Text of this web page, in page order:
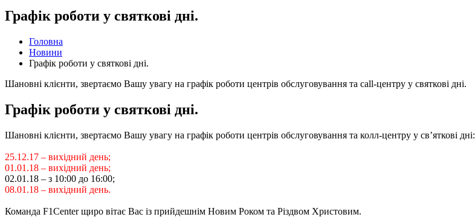
Графік роботи у святкові дні.
Головна
Новини
Графік роботи у святкові дні.
Шановні клієнти, звертаємо Вашу увагу на графік роботи центрів обслуговування та call-центру у святкові дні.
Графік роботи у святкові дні.
Шановні клієнти, звертаємо Вашу увагу на графік роботи центрів обслуговування та колл-центру у св’яткові дні:
25.12.17 – вихідний день;
01.01.18 – вихідний день;
02.01.18 – з 10:00 до 16:00;
08.01.18 – вихідний день.
Команда F1Center щиро вітає Вас із прийдешнім Новим Роком та Різдвом Христовим.